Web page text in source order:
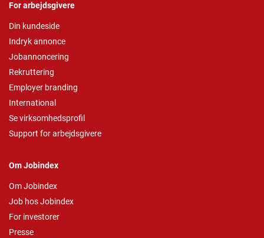
For arbejdsgivere
Din kundeside
Indryk annonce
Jobannoncering
Rekruttering
Employer branding
International
Se virksomhedsprofil
Support for arbejdsgivere
Om Jobindex
Om Jobindex
Job hos Jobindex
For investorer
Presse